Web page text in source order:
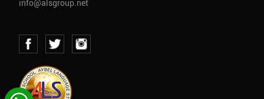
info@alsgroup.net